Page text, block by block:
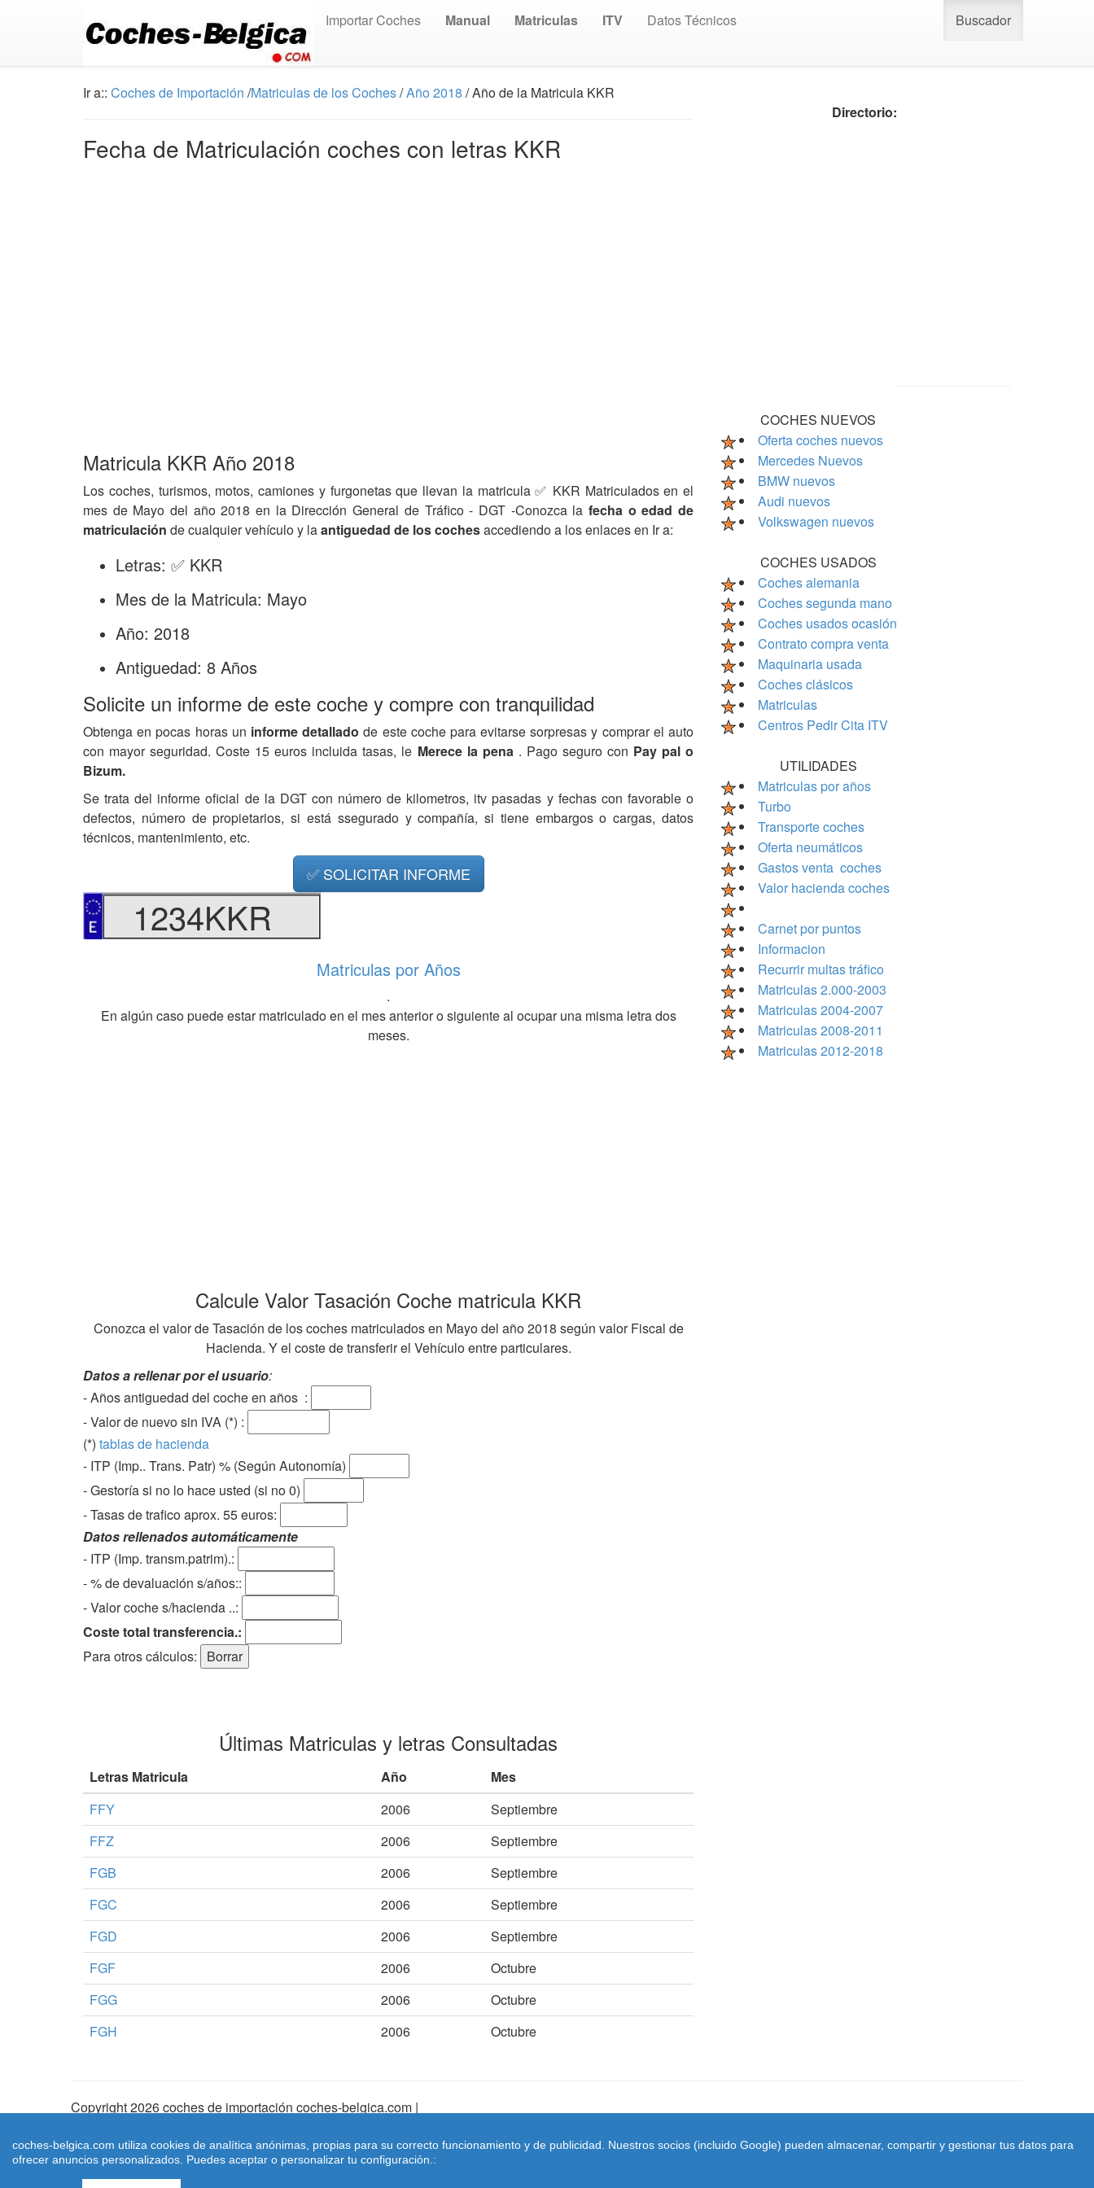
Importar Coches Manual Matriculas ITV Datos Técnicos Buscador
Ir a:: Coches de Importación /Matriculas de los Coches/Año 2018 / Año de la Matricula KKR
Fecha de Matriculación coches con letras KKR
Matricula KKR Año 2018
Los coches, turismos, motos, camiones y furgonetas que llevan la matricula ✅ KKR Matriculados en el
mes de Mayo del año 2018 en la Dirección General de Tráfico - DGT -Conozca la fecha o edad de
matriculación de cualquier vehículo y laantiguedad de los cochesaccediendo a los enlaces en Ir a:
Letras: ✅ KKR
Mes de la Matricula: Mayo
Año: 2018
Antiguedad: 8 Años
Solicite un informe de este coche y compre con tranquilidad
Obtenga en pocas horas un informe detalladode este coche para evitarse sorpresas y comprar el auto
con mayor seguridad. Coste 15 euros incluida tasas, le Merece la pena . Pago seguro con Pay pal o
Bizum.
Se trata del informe oficial de la DGT con número de kilometros, itv pasadas y fechas con favorable o
defectos, número de propietarios, si está ssegurado y compañía, si tiene embargos o cargas, datos
técnicos, mantenimiento, etc.
✅ SOLICITAR INFORME
1234KKR
Matriculas por Años
.
En algún caso puede estar matriculado en el mes anterior o siguiente al ocupar una misma letra dos
meses.
Calcule Valor Tasación Coche matricula KKR
Conozca el valor de Tasación de los coches matriculados en Mayo del año 2018 según valor Fiscal de
Hacienda. Y el coste de transferir el Vehículo entre particulares.
Datos a rellenar por el usuario:
- Años antiguedad del coche en años :
- Valor de nuevo sin IVA (*) :
(*) tablas de hacienda
- ITP (Imp.. Trans. Patr) % (Según Autonomía)
- Gestoría si no lo hace usted (si no 0)
-Tasas de trafico aprox. 55 euros:
Datos rellenados automáticamente
- ITP (Imp. transm.patrim).:
- % de devaluación s/años::
- Valor coche s/hacienda ..:
Coste total transferencia.:
Para otros cálculos:
Últimas Matriculas y letras Consultadas
Letras Matricula Año
Mes
FFY
2006
Septiembre
FFZ
2006
Septiembre
FGB
2006
Septiembre
FGC
2006
Septiembre
FGD
2006
Septiembre
FGF
2006
Octubre
FGG
2006
Octubre
FGH
2006 Octubre
Directorio:
COCHES NUEVOS
Oferta coches nuevos
Mercedes Nuevos
BMW nuevos
Audi nuevos
Volkswagen nuevos
COCHES USADOS
Coches alemania
Coches segunda mano
Coches usados ocasión
Contrato compra venta
Maquinaria usada
Coches clásicos
Matriculas
Centros Pedir Cita ITV
UTILIDADES
Matriculas por años
Turbo
Transporte coches
Oferta neumáticos
Gastos venta coches
Valor hacienda coches
Carnet por puntos
Informacion
Recurrir multas tráfico
Matriculas 2.000-2003
Matriculas 2004-2007
Matriculas 2008-2011
Matriculas 2012-2018
Copyright 2026 coches de importación coches-belgica.com |
Coches-belgica.com
coches-belgica.com utiliza cookies de analítica anónimas, propias para su correcto funcionamiento y de publicidad. Nuestros socios (incluido Google) pueden almacenar, compartir y gestionar tus datos para
ofrecer anuncios personalizados. Puedes aceptar o personalizar tu configuración.: